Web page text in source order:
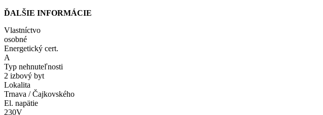
ĎALŠIE INFORMÁCIE
Vlastníctvo
osobné
Energetický cert.
A
Typ nehnuteľnosti
2 izbový byt
Lokalita
Trnava / Čajkovského
El. napätie
230V